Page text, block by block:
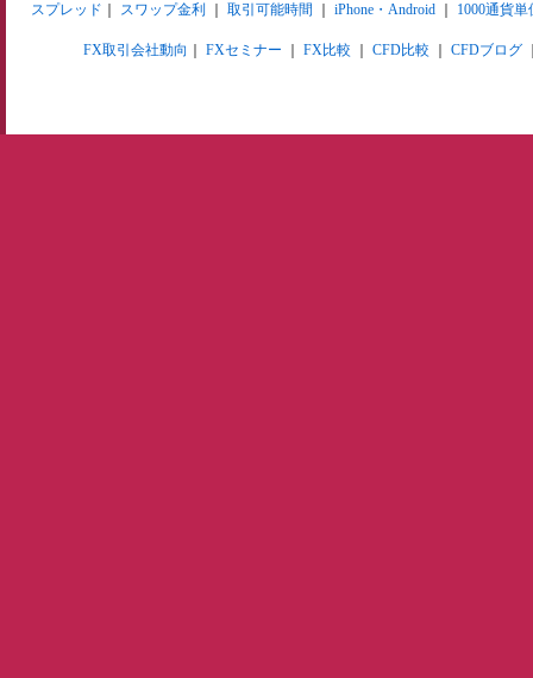
スプレッド
スワップ金利 取引可能時間 iPhone・Android 1000通貨単
FX取引会社動向 FXセミナー FX比較 CFD比較 CFDブログ